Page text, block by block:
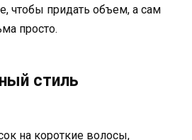
чтобы придать объем, а сам
просто.
стиль